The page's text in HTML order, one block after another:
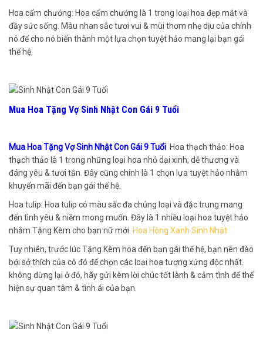
Hoa cẩm chướng: Hoa cẩm chướng là 1 trong loại hoa đẹp mắt và
đầy sức sống. Màu nhan sắc tươi vui & mùi thơm nhẹ dịu của chính
nó để cho nó biến thành một lựa chọn tuyệt hảo mang lại bạn gái
thế hệ.
Mua Hoa Tặng Vợ Sinh Nhật Con Gái 9 Tuổi
Mua Hoa Tặng Vợ Sinh Nhật Con Gái 9 Tuổi Hoa thạch thảo: Hoa
thạch thảo là 1 trong những loại hoa nhỏ dại xinh, dễ thương và
đáng yêu & tươi tắn. Đây cũng chính là 1 chọn lựa tuyệt hảo nhằm
khuyến mãi đến bạn gái thế hệ.
Hoa tulip: Hoa tulip có màu sắc đa chủng loại và đặc trung mang
đến tình yêu & niềm mong muốn. Đây là 1 nhiều loại hoa tuyệt hảo
nhằm Tặng Kèm cho bạn nữ mới. Hoa Hồng Xanh Sinh Nhật
Tuy nhiên, trước lúc Tặng Kèm hoa đến bạn gái thế hệ, bạn nên đào
bới sở thích của cô đó để chọn các loại hoa tương xứng độc nhất.
không dừng lại ở đó, hãy gửi kèm lời chúc tốt lành & cảm tình để thể
hiện sự quan tâm & tình ái của bạn.